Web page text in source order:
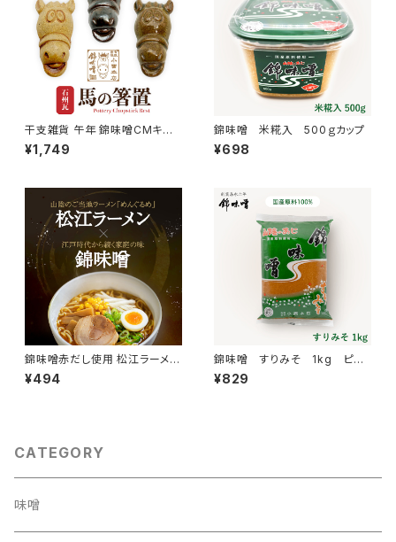
干支雑貨 午年 錦味噌CMキャラ
クター 馬 伝統技法で作った箸
置き
¥1,749
錦味噌 米糀入 500ｇカップ
¥698
錦味噌赤だし使用 松江ラーメン
濃厚みそ味（1食）
¥494
錦味噌 すりみそ 1kg ピロ
ー
¥829
CATEGORY
味噌